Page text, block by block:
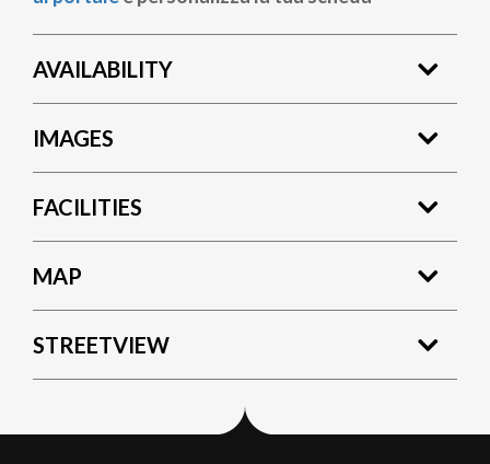
AVAILABILITY
IMAGES
FACILITIES
MAP
STREETVIEW